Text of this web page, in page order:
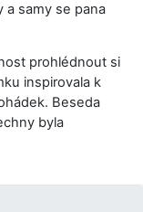
a samy se pana
prohlédnout si
inspirovala k
Beseda
byla